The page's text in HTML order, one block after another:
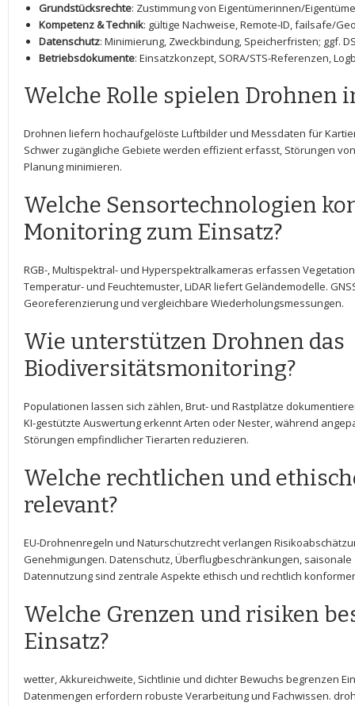
Grundstücksrechte: Zustimmung von Eigentümerinnen/
Kompetenz & Technik:‍ gültige Nachweise, Remote-ID, ‌failsafe/
Datenschutz: Minimierung, Zweckbindung, Speicherfristen; ggf.
Betriebsdokumente: Einsatzkonzept, ⁣SORA/STS-Referenzen,
Welche Rolle spielen‍ Drohnen
Drohnen liefern hochaufgelöste​ Luftbilder und Messdaten für
Schwer zugängliche Gebiete werden effizient erfasst, Störungen
Planung ⁢minimieren.
Welche‍ Sensortechnologien‌
Monitoring zum Einsatz?
RGB-, Multispektral- und Hyperspektralkameras erfassen‌
Temperatur- und Feuchtemuster, LiDAR liefert ‌Geländemodelle.‌
Georeferenzierung und vergleichbare Wiederholungsmessungen.
Wie unterstützen ⁢Drohnen⁤ das
Biodiversitätsmonitoring?
Populationen lassen ⁣sich zählen, Brut- und Rastplätze
KI-gestützte Auswertung erkennt Arten oder Nester, ⁤während
Störungen empfindlicher Tierarten reduzieren.
Welche rechtlichen und
relevant?
EU-Drohnenregeln und​ Naturschutzrecht verlangen⁤
Genehmigungen. Datenschutz, Überflugbeschränkungen,
⁢Datennutzung sind ⁤zentrale​ Aspekte ethisch und rechtlich
Welche Grenzen und risiken
Einsatz?
wetter, Akkureichweite,​ Sichtlinie und dichter Bewuchs begrenzen
Datenmengen erfordern⁢ robuste⁢ Verarbeitung und Fachwissen.